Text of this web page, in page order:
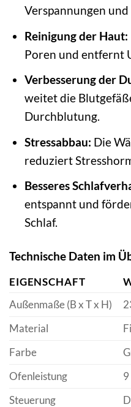
Verspannungen
Reinigung der Haut:
Poren und entfernt
Verbesserung der
weitet die
Durchblutung.
Stressabbau: Die
reduziert
Besseres
entspannt und
Schlaf.
Technische Daten im
EIGENSCHAFT
Außenmaße (B x T x H)
Material
Farbe
Ofenleistung
Steuerung